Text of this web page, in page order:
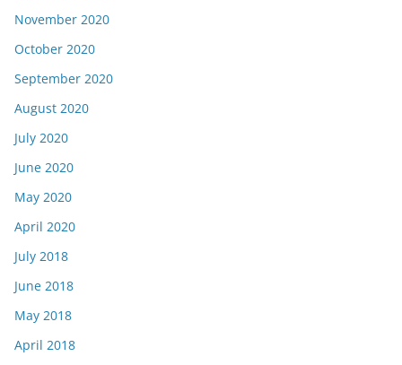
November 2020
October 2020
September 2020
August 2020
July 2020
June 2020
May 2020
April 2020
July 2018
June 2018
May 2018
April 2018